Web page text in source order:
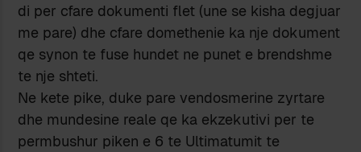
di per cfare dokumenti flet (une se kisha degjuar
me pare) dhe cfare domethenie ka nje dokument
qe synon te fuse hundet ne punet e brendshme
te nje shteti.
Ne kete pike, duke pare vendosmerine zyrtare
dhe mundesine reale qe ka ekzekutivi per te
permbushur piken e 6 te Ultimatumit te